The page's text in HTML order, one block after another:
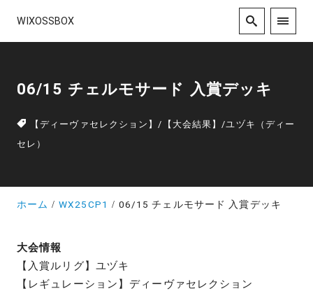
WIXOSSBOX
06/15 チェルモサード 入賞デッキ
【ディーヴァセレクション】/ 【大会結果】/ユヅキ（ディー
セレ）
ホーム WX25CP1 06/15 チェルモサード 入賞デッキ
大会情報
【入賞ルリグ】ユヅキ
【レギュレーション】ディーヴァセレクション